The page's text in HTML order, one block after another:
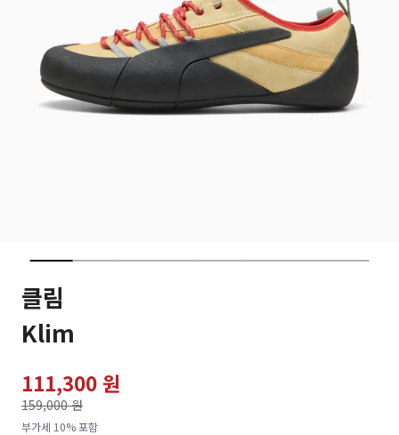
클림
Klim
111,300 원
159,000 원
로
부가세 10% 포함